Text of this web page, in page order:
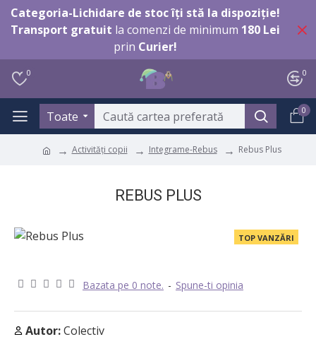
Categoria-Lichidare de stoc îți stă la dispoziție!
Transport gratuit la comenzi de minimum 180 Lei
prin Curier!
0 0
Toate 0
Activități copii Integrame-Rebus Rebus Plus
REBUS PLUS
TOP VANZĂRI
Bazata pe 0 note. - Spune-ti opinia
Autor:Colectiv